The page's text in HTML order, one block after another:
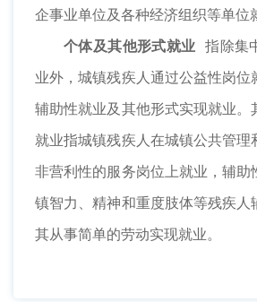
企事业单位及各种经济组织等单位
个体及其他形式就业 指除集
业外，城镇残疾人通过公益性岗位
辅助性就业及其他形式实现就业。
就业指城镇残疾人在城镇公共管理
非营利性的服务岗位上就业，辅助
镇智力、精神和重度肢体等残疾人
其从事简单的劳动实现就业。